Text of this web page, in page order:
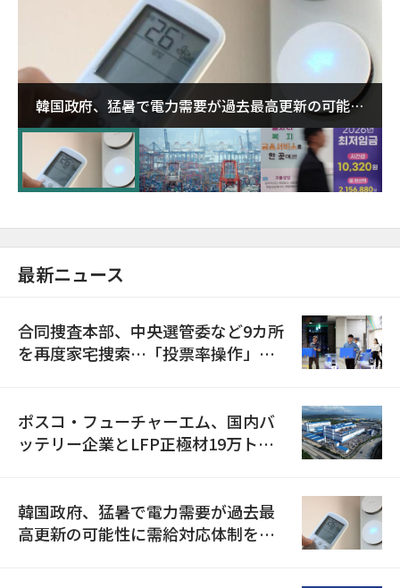
韓国政府、猛暑で電力需要が過去最高更新の可能性
に需給対応体制を点検
最新ニュース
合同捜査本部、中央選管委など9カ所
を再度家宅捜索…「投票率操作」の
ポスコ・フューチャーエム、国内バ
ッテリー企業とLFP正極材19万トン
韓国政府、猛暑で電力需要が過去最
高更新の可能性に需給対応体制を点